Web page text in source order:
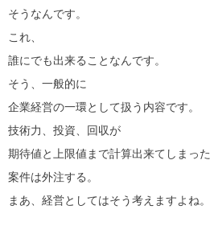
そうなんです。
これ、
誰にでも出来ることなんです。
そう、一般的に
企業経営の一環として扱う内容です。
技術力、投資、回収が
期待値と上限値まで計算出来てしまった
案件は外注する。
まあ、経営としてはそう考えますよね。